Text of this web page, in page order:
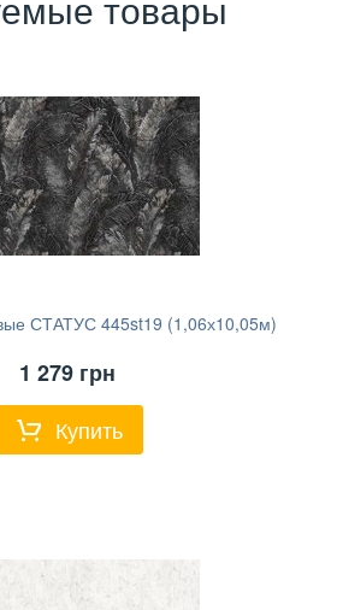
СТАТУС 445st19 (1,06х10,05м)
1 279 грн
Купить